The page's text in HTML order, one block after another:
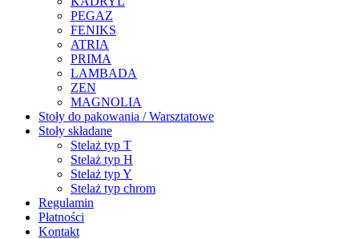
PEGAZ
FENIKS
ATRIA
PRIMA
LAMBADA
ZEN
MAGNOLIA
Stoły do pakowania / Warsztatowe
Stoły składane
Stelaż typ T
Stelaż typ H
Stelaż typ Y
Stelaż typ chrom
Regulamin
Płatności
Kontakt